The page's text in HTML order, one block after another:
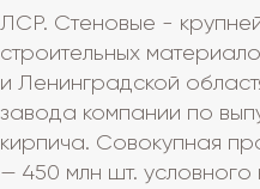
ЛСР. Стеновые -
строительных
и Ленинградской
завода компании по
кирпича. Совокупная
— 450 млн шт. условного